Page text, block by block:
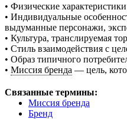
• Физические
• Индивидуальные
выдуманные персонажи,
• Культура, транслируемая
• Стиль взаимодействия с
• Образ типичного
• Миссия бренда — цель,
Связанные термины:
Миссия бренда
Бренд